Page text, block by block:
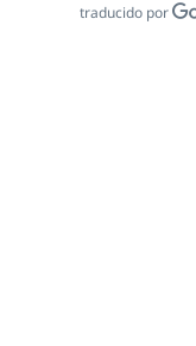
traducido por